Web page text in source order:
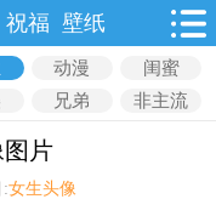
祝福 壁纸
动漫
闺蜜
兄弟 非主流
片
女生头像